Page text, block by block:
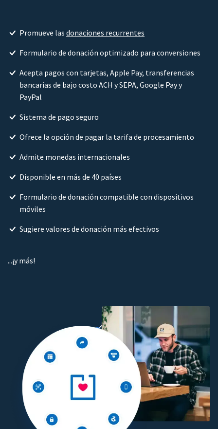
Promueve las donaciones recurrentes
Formulario de donación optimizado para conversiones
Acepta pagos con tarjetas, Apple Pay, transferencias
bancarias de bajo costo ACH y SEPA, Google Pay y
PayPal
Sistema de pago seguro
Ofrece la opción de pagar la tarifa de procesamiento
Admite monedas internacionales
Disponible en más de 40 países
Formulario de donación compatible con dispositivos
móviles
Sugiere valores de donación más efectivos
...¡y más!